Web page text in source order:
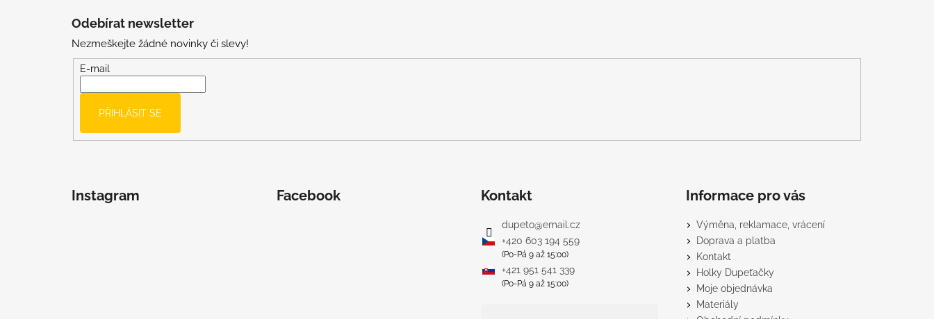
Odebírat newsletter
Nezmeškejte žádné novinky či slevy!
E-mail
PŘIHLÁSIT SE
Instagram Facebook Kontakt
dupeto@email.cz
+420 603 194 559
(Po-Pá 9 až 15:00)
+421 951 541 339
(Po-Pá 9 až 15:00)
Informace pro vás
Výměna, reklamace, vrácení
Doprava a platba
Kontakt
Holky Dupeťačky
Moje objednávka
Materiály